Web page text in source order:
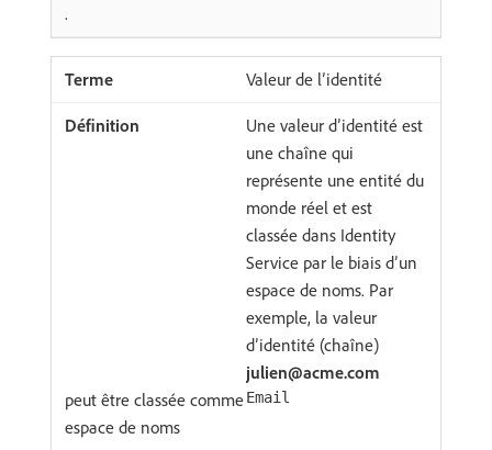
.
Valeur de l’identité
Une valeur d’identité est
une chaîne qui
représente une entité du
monde réel et est
classée dans Identity
Service par le biais d’un
espace de noms. Par
exemple, la valeur
d’identité (chaîne)
julien@acme.com
peut être classée comme
espace de noms
Email